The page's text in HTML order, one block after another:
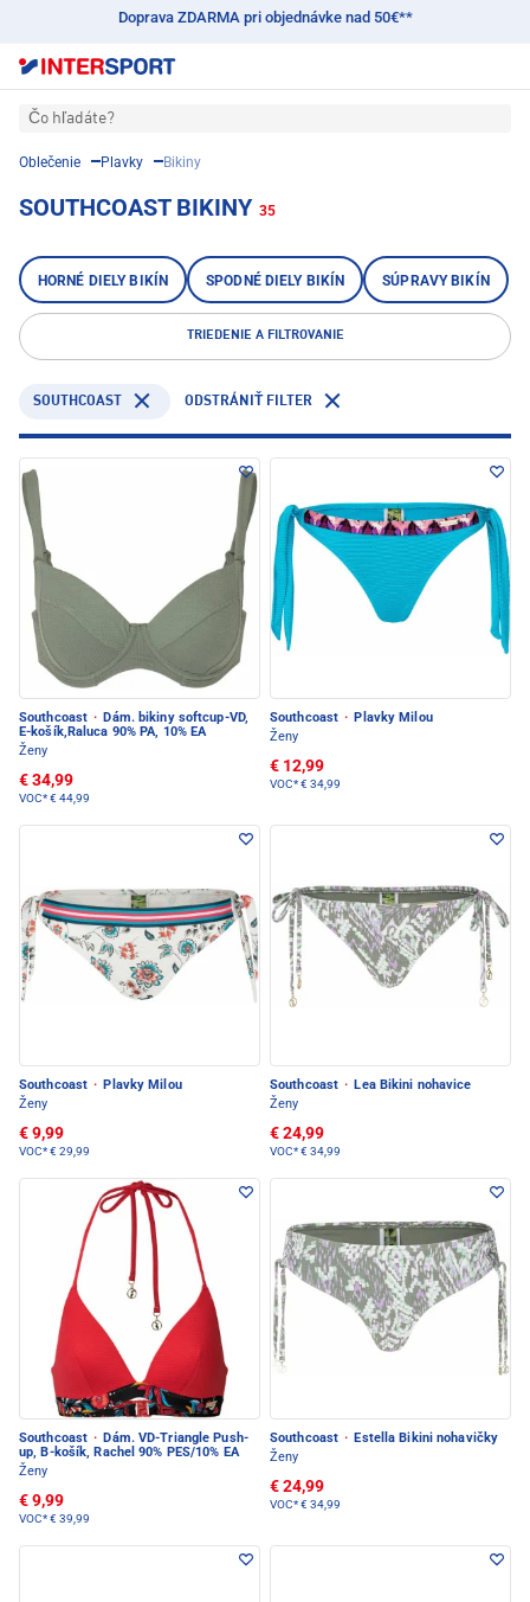
Doprava ZDARMA pri objednávke nad 50€**
Čo hľadáte?
Oblečenie Plavky Bikiny
SOUTHCOAST BIKINY 35
HORNÉ DIELY BIKÍN SPODNÉ DIELY BIKÍN SÚPRAVY BIKÍN
TRIEDENIE A FILTROVANIE
SOUTHCOAST ODSTRÁNIŤ FILTER
Southcoast · Dám. bikiny softcup-VD,
E-košík,Raluca 90% PA, 10% EA
Ženy
€ 34,99
VOC*€ 44,99
Southcoast · Plavky Milou
Ženy
€ 12,99
VOC*€ 34,99
Southcoast · Plavky Milou
Ženy
€ 9,99
VOC*€ 29,99
Southcoast · Lea Bikini nohavice
Ženy
€ 24,99
VOC*€ 34,99
Southcoast · Dám. VD-Triangle Push-
up, B-košík, Rachel 90% PES/10% EA
Ženy
€ 9,99
VOC*€ 39,99
Southcoast · Estella Bikini nohavičky
Ženy
€ 24,99
VOC*€ 34,99